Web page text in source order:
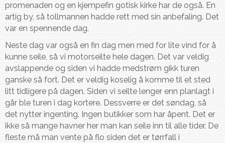
promenaden og en kjempefin gotisk kirke har de også. En
artig by, så tollmannen hadde rett med sin anbefaling. Det
var en spennende dag.
Neste dag var også en fin dag men med for lite vind for å
kunne seile, så vi motorseilte hele dagen. Det var veldig
avslappende og siden vi hadde medstrøm gikk turen
ganske så fort. Det er veldig koselig å komme til et sted
litt tidligere på dagen. Siden vi seilte lenger enn planlagt i
går ble turen i dag kortere. Dessverre er det søndag, så
det nytter ingenting. Ingen butikker som har åpent. Det er
ikke så mange havner her man kan seile inn til alle tider. De
fleste må man vente på flo siden det er tørrfall i